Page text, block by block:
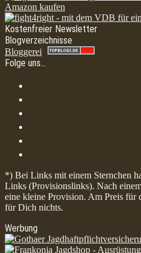
Kostenfreier Newsletter
Blogverzeichnisse
Bloggerei
Folge uns…
*) Bei Links mit einem Sternchen
Links (Provisionslinks). Nach
eine kleine Provision. Am Preis für
für Dich nichts.
Werbung